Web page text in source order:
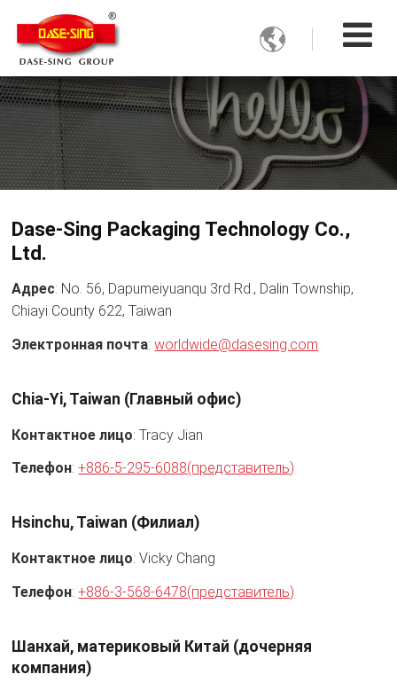

Dase-Sing Packaging Technology Co.,
Ltd.
Адрес: No. 56, Dapumeiyuanqu 3rd Rd., Dalin Township,
Chiayi County 622, Taiwan
Электронная почта:worldwide@dasesing.com
Chia-Yi, Taiwan (Главный офис)
Контактное лицо: Tracy Jian
Телефон:+886-5-295-6088(представитель)
Hsinchu, Taiwan (Филиал)
Контактное лицо: Vicky Chang
Телефон:+886-3-568-6478(представитель)
Шанхай, материковый Китай (дочерняя
компания)